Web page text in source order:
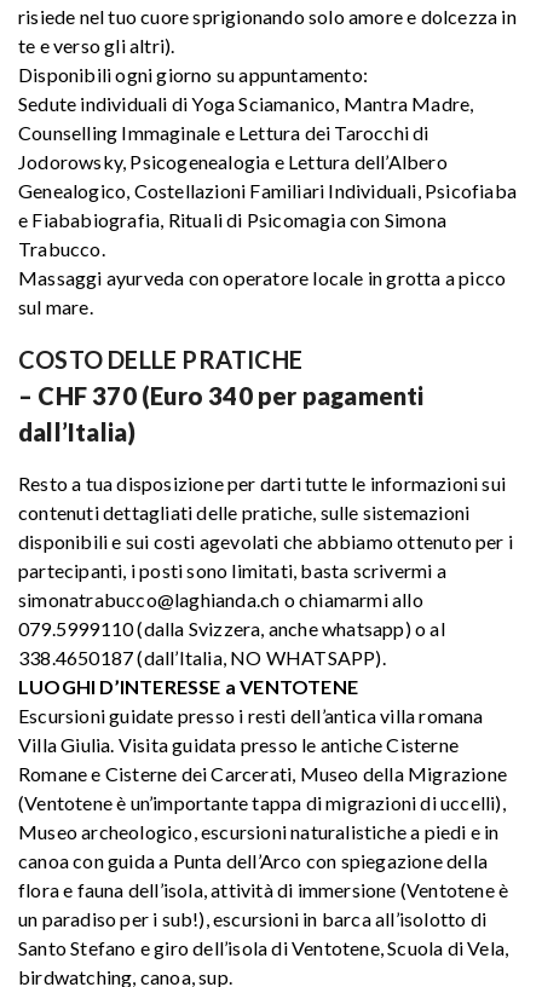
risiede nel tuo cuore sprigionando solo amore e dolcezza in
te e verso gli altri).
Disponibili ogni giorno su appuntamento:
Sedute individuali di Yoga Sciamanico, Mantra Madre,
Counselling Immaginale e Lettura dei Tarocchi di
Jodorowsky, Psicogenealogia e Lettura dell’Albero
Genealogico, Costellazioni Familiari Individuali, Psicofiaba
e Fiababiografia, Rituali di Psicomagia con Simona
Trabucco.
Massaggi ayurveda con operatore locale in grotta a picco
sul mare.
COSTO DELLE PRATICHE
– CHF 370 (Euro 340 per pagamenti
dall’Italia)
Resto a tua disposizione per darti tutte le informazioni sui
contenuti dettagliati delle pratiche, sulle sistemazioni
disponibili e sui costi agevolati che abbiamo ottenuto per i
partecipanti, i posti sono limitati, basta scrivermi a
simonatrabucco@laghianda.ch o chiamarmi allo
079.5999110 (dalla Svizzera, anche whatsapp) o al
338.4650187 (dall’Italia, NO WHATSAPP).
LUOGHI D’INTERESSE a VENTOTENE
Escursioni guidate presso i resti dell’antica villa romana
Villa Giulia. Visita guidata presso le antiche Cisterne
Romane e Cisterne dei Carcerati, Museo della Migrazione
(Ventotene è un’importante tappa di migrazioni di uccelli),
Museo archeologico, escursioni naturalistiche a piedi e in
canoa con guida a Punta dell’Arco con spiegazione della
flora e fauna dell’isola, attività di immersione (Ventotene è
un paradiso per i sub!), escursioni in barca all’isolotto di
Santo Stefano e giro dell’isola di Ventotene, Scuola di Vela,
birdwatching, canoa, sup.